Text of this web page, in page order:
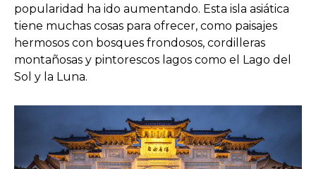
popularidad ha ido aumentando. Esta isla asiática
tiene muchas cosas para ofrecer, como paisajes
hermosos con bosques frondosos, cordilleras
montañosas y pintorescos lagos como el Lago del
Sol y la Luna.